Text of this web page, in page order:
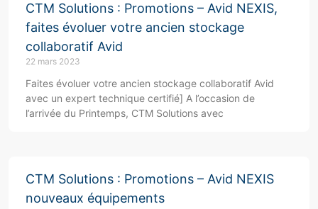
CTM Solutions : Promotions – Avid NEXIS,
faites évoluer votre ancien stockage
collaboratif Avid
22 mars 2023
Faites évoluer votre ancien stockage collaboratif Avid
avec un expert technique certifié] A l’occasion de
l’arrivée du Printemps, CTM Solutions avec
CTM Solutions : Promotions – Avid NEXIS
nouveaux équipements